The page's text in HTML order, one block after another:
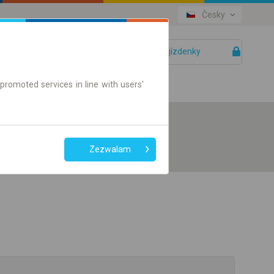
Česky
Vaše jízdenky
services in line with users'
Zezwalam